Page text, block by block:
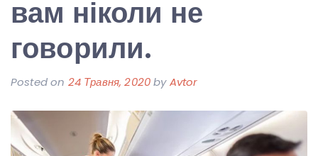
вам ніколи не
говорили.
Posted on 24 Травня, 2020byAvtor